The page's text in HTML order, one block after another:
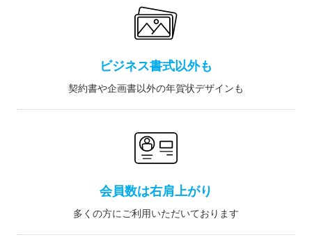
ビジネス書式以外も
契約書や企画書以外の年賀状デザインも
会員数は右肩上がり
多くの方にご利用いただいております